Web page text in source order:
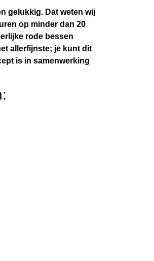
gelukkig. Dat weten wij
op minder dan 20
rode bessen
allerfijnste; je kunt dit
is in samenwerking